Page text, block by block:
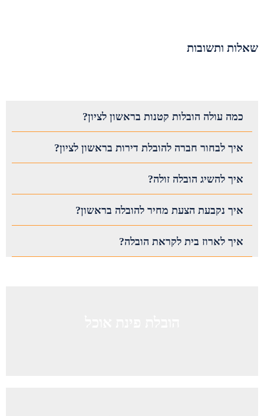
שאלות ותשובות
כמה עולה הובלות קטנות בראשון לציון?
איך לבחור חברה להובלת דירות בראשון לציון?
איך להשיג הובלה זולה?
איך נקבעת הצעת מחיר להובלה בראשון?
איך לארוז בית לקראת הובלה?